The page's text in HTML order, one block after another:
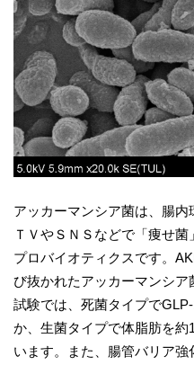
アッカーマンシア菌は、腸内
ＴＶやＳＮＳなどで「痩せ
プロバイオティクスです。
び抜かれたアッカーマンシ
試験では、死菌タイプで
か、生菌タイプで体脂肪を
います。また、腸管バリア